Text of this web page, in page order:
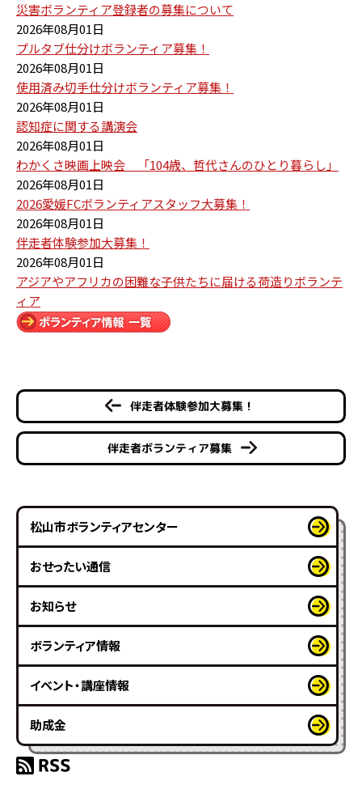
災害ボランティア登録者の募集について
2026年08月01日
プルタブ仕分けボランティア募集！
2026年08月01日
使用済み切手仕分けボランティア募集！
2026年08月01日
認知症に関する講演会
2026年08月01日
わかくさ映画上映会 「104歳、哲代さんのひとり暮らし」
2026年08月01日
2026愛媛FCボランティアスタッフ大募集！
2026年08月01日
伴走者体験参加大募集！
2026年08月01日
アジアやアフリカの困難な子供たちに届ける荷造りボランテ
ィア
伴走者体験参加大募集！
伴走者ボランティア募集
松山市ボランティアセンター
おせったい通信
お知らせ
ボランティア情報
イベント・講座情報
助成金